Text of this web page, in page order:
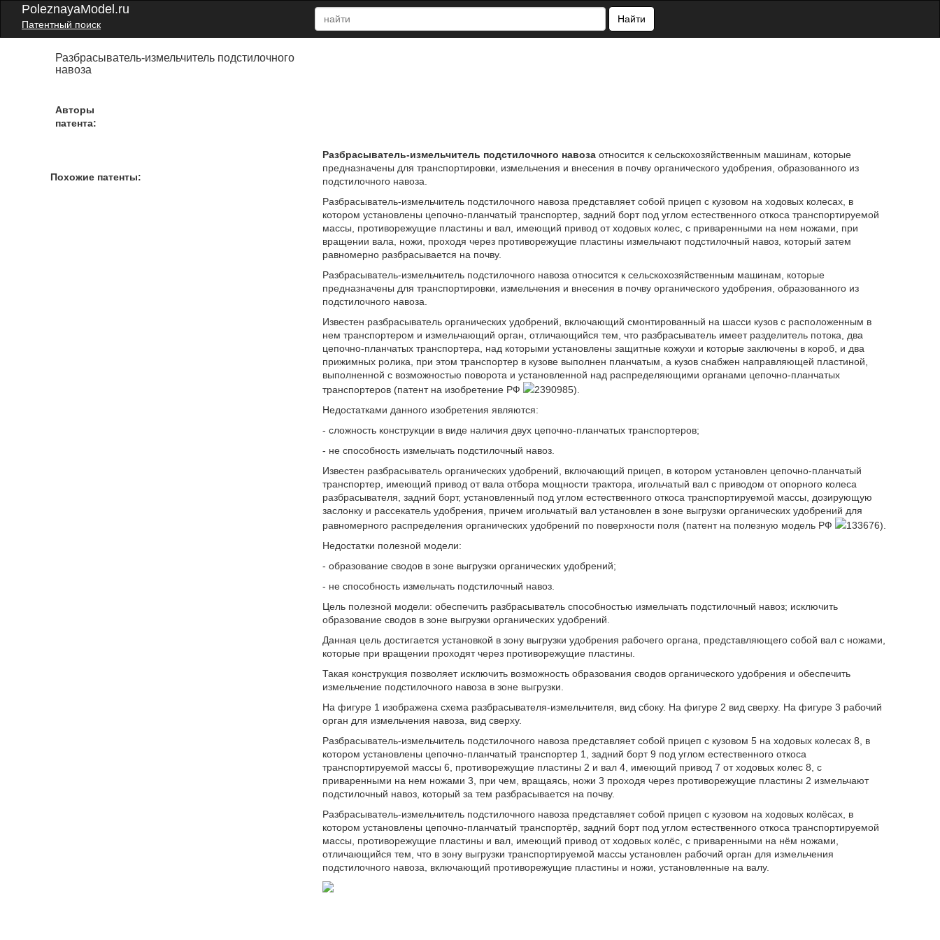
PoleznayaModel.ru
Патентный поиск
Найти
Разбрасыватель-измельчитель подстилочного
навоза
Авторы
патента:
Разбрасыватель-измельчитель подстилочного навозаотносится к сельскохозяйственным машинам, которые
предназначены для транспортировки, измельчения и внесения в почву органического удобрения, образованного из
подстилочного навоза.
Разбрасыватель-измельчитель подстилочного навоза представляет собой прицеп с кузовом на ходовых колесах, в
котором установлены цепочно-планчатый транспортер, задний борт под углом естественного откоса транспортируемой
массы, противорежущие пластины и вал, имеющий привод от ходовых колес, с приваренными на нем ножами, при
вращении вала, ножи, проходя через противорежущие пластины измельчают подстилочный навоз, который затем
равномерно разбрасывается на почву.
Разбрасыватель-измельчитель подстилочного навоза относится к сельскохозяйственным машинам, которые
предназначены для транспортировки, измельчения и внесения в почву органического удобрения, образованного из
подстилочного навоза.
Известен разбрасыватель органических удобрений, включающий смонтированный на шасси кузов с расположенным в
нем транспортером и измельчающий орган, отличающийся тем, что разбрасыватель имеет разделитель потока, два
цепочно-планчатых транспортера, над которыми установлены защитные кожухи и которые заключены в короб, и два
прижимных ролика, при этом транспортер в кузове выполнен планчатым, а кузов снабжен направляющей пластиной,
выполненной с возможностью поворота и установленной над распределяющими органами цепочно-планчатых
транспортеров (патент на изобретение РФ
2390985).
Недостатками данного изобретения являются:
- сложность конструкции в виде наличия двух цепочно-планчатых транспортеров;
- не способность измельчать подстилочный навоз.
Известен разбрасыватель органических удобрений, включающий прицеп, в котором установлен цепочно-планчатый
транспортер, имеющий привод от вала отбора мощности трактора, игольчатый вал с приводом от опорного колеса
разбрасывателя, задний борт, установленный под углом естественного откоса транспортируемой массы, дозирующую
заслонку и рассекатель удобрения, причем игольчатый вал установлен в зоне выгрузки органических удобрений для
равномерного распределения органических удобрений по поверхности поля (патент на полезную модель РФ
133676).
Недостатки полезной модели:
- образование сводов в зоне выгрузки органических удобрений;
- не способность измельчать подстилочный навоз.
Цель полезной модели: обеспечить разбрасыватель способностью измельчать подстилочный навоз; исключить
образование сводов в зоне выгрузки органических удобрений.
Данная цель достигается установкой в зону выгрузки удобрения рабочего органа, представляющего собой вал с ножами,
которые при вращении проходят через противорежущие пластины.
Такая конструкция позволяет исключить возможность образования сводов органического удобрения и обеспечить
измельчение подстилочного навоза в зоне выгрузки.
На фигуре 1 изображена схема разбрасывателя-измельчителя, вид сбоку. На фигуре 2 вид сверху. На фигуре 3 рабочий
орган для измельчения навоза, вид сверху.
Разбрасыватель-измельчитель подстилочного навоза представляет собой прицеп с кузовом 5 на ходовых колесах 8, в
котором установлены цепочно-планчатый транспортер 1, задний борт 9 под углом естественного откоса
транспортируемой массы 6, противорежущие пластины 2 и вал 4, имеющий привод 7 от ходовых колес 8, с
приваренными на нем ножами 3, при чем, вращаясь, ножи 3 проходя через противорежущие пластины 2 измельчают
подстилочный навоз, который за тем разбрасывается на почву.
Разбрасыватель-измельчитель подстилочного навоза представляет собой прицеп с кузовом на ходовых колёсах, в
котором установлены цепочно-планчатый транспортёр, задний борт под углом естественного откоса транспортируемой
массы, противорежущие пластины и вал, имеющий привод от ходовых колёс, с приваренными на нём ножами,
отличающийся тем, что в зону выгрузки транспортируемой массы установлен рабочий орган для измельчения
подстилочного навоза, включающий противорежущие пластины и ножи, установленные на валу.
Похожие патенты: